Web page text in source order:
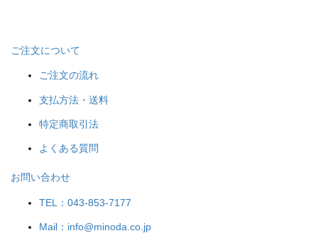
ご注文について
ご注文の流れ
支払方法・送料
特定商取引法
よくある質問
お問い合わせ
TEL：043-853-7177
Mail：info@minoda.co.jp